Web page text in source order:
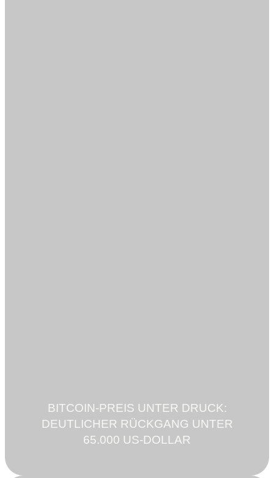
BITCOIN-PREIS UNTER DRUCK:
DEUTLICHER RÜCKGANG UNTER
65.000 US-DOLLAR